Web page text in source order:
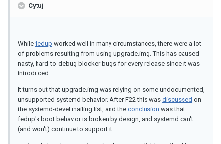
Cytuj
While fedup worked well in many circumstances, there were a lot
of problems resulting from using upgrade.img. This has caused
nasty, hard-to-debug blocker bugs for every release since it was
introduced.
It turns out that upgrade.img was relying on some undocumented,
unsupported systemd behavior. After F22 this was discussed on
the systemd-devel mailing list, and the conclusion was that
fedup's boot behavior is broken by design, and systemd can't
(and won't) continue to support it.